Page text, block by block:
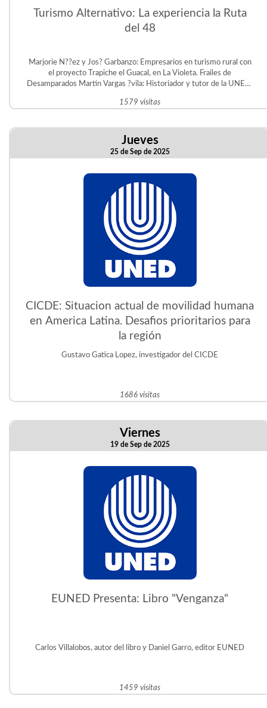
Turismo Alternativo: La experiencia la Ruta
del 48
Marjorie N??ez y Jos? Garbanzo: Empresarios en turismo rural con
el proyecto Trapiche el Guacal, en La Violeta. Frailes de
Desamparados Martin Vargas ?vila: Historiador y tutor de la UNED.
1579 visitas
Jueves
25 de Sep de 2025
CICDE: Situacion actual de movilidad humana
en America Latina. Desafios prioritarios para
la región
Gustavo Gatica Lopez, investigador del CICDE
1686 visitas
Viernes
19 de Sep de 2025
EUNED Presenta: Libro "Venganza"
Carlos Villalobos, autor del libro y Daniel Garro, editor EUNED
1459 visitas